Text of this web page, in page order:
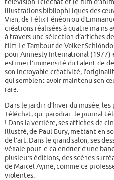
télévision Téléchat et le film
illustrations bibliophiliques des
Vian, de Félix Fénéon ou
créations réalisées à quatre mains
à travers une sélection d’affiches
film Le Tambour de Volker
pour Amnesty International (1977)
estimer l’immensité du talent de
son incroyable créativité,
qui semblent avoir maintenu son
rare.
Dans le jardin d’hiver du musée, les
Téléchat, qui parodiait le journal
! Dans la verrière, ses affiches de
illustré, de Paul Bury, mettant en
de l’art. Dans le grand salon, ses
vénale pour le calendrier d’une
plusieurs éditions, des scènes
de Marcel Aymé, comme ce
violentes.